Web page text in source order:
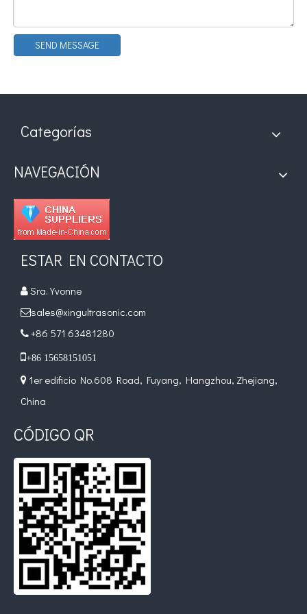
¿Cuál es el principio y la teoría de la máquina de soldadura de
SEND MESSAGE
Categorías
NAVEGACIÓN
ESTAR EN CONTACTO
 Sra. Yvonne
sales@xingultrasonic.com
 +86 571 63481280
+86 15658151051
 1er edificio No.608 Road, Fuyang, Hangzhou, Zhejiang,
China
CÓDIGO QR